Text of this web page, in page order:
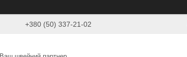
+380 (50) 337-21-02